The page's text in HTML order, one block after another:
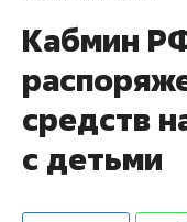
Кабмин
средств
с детьми